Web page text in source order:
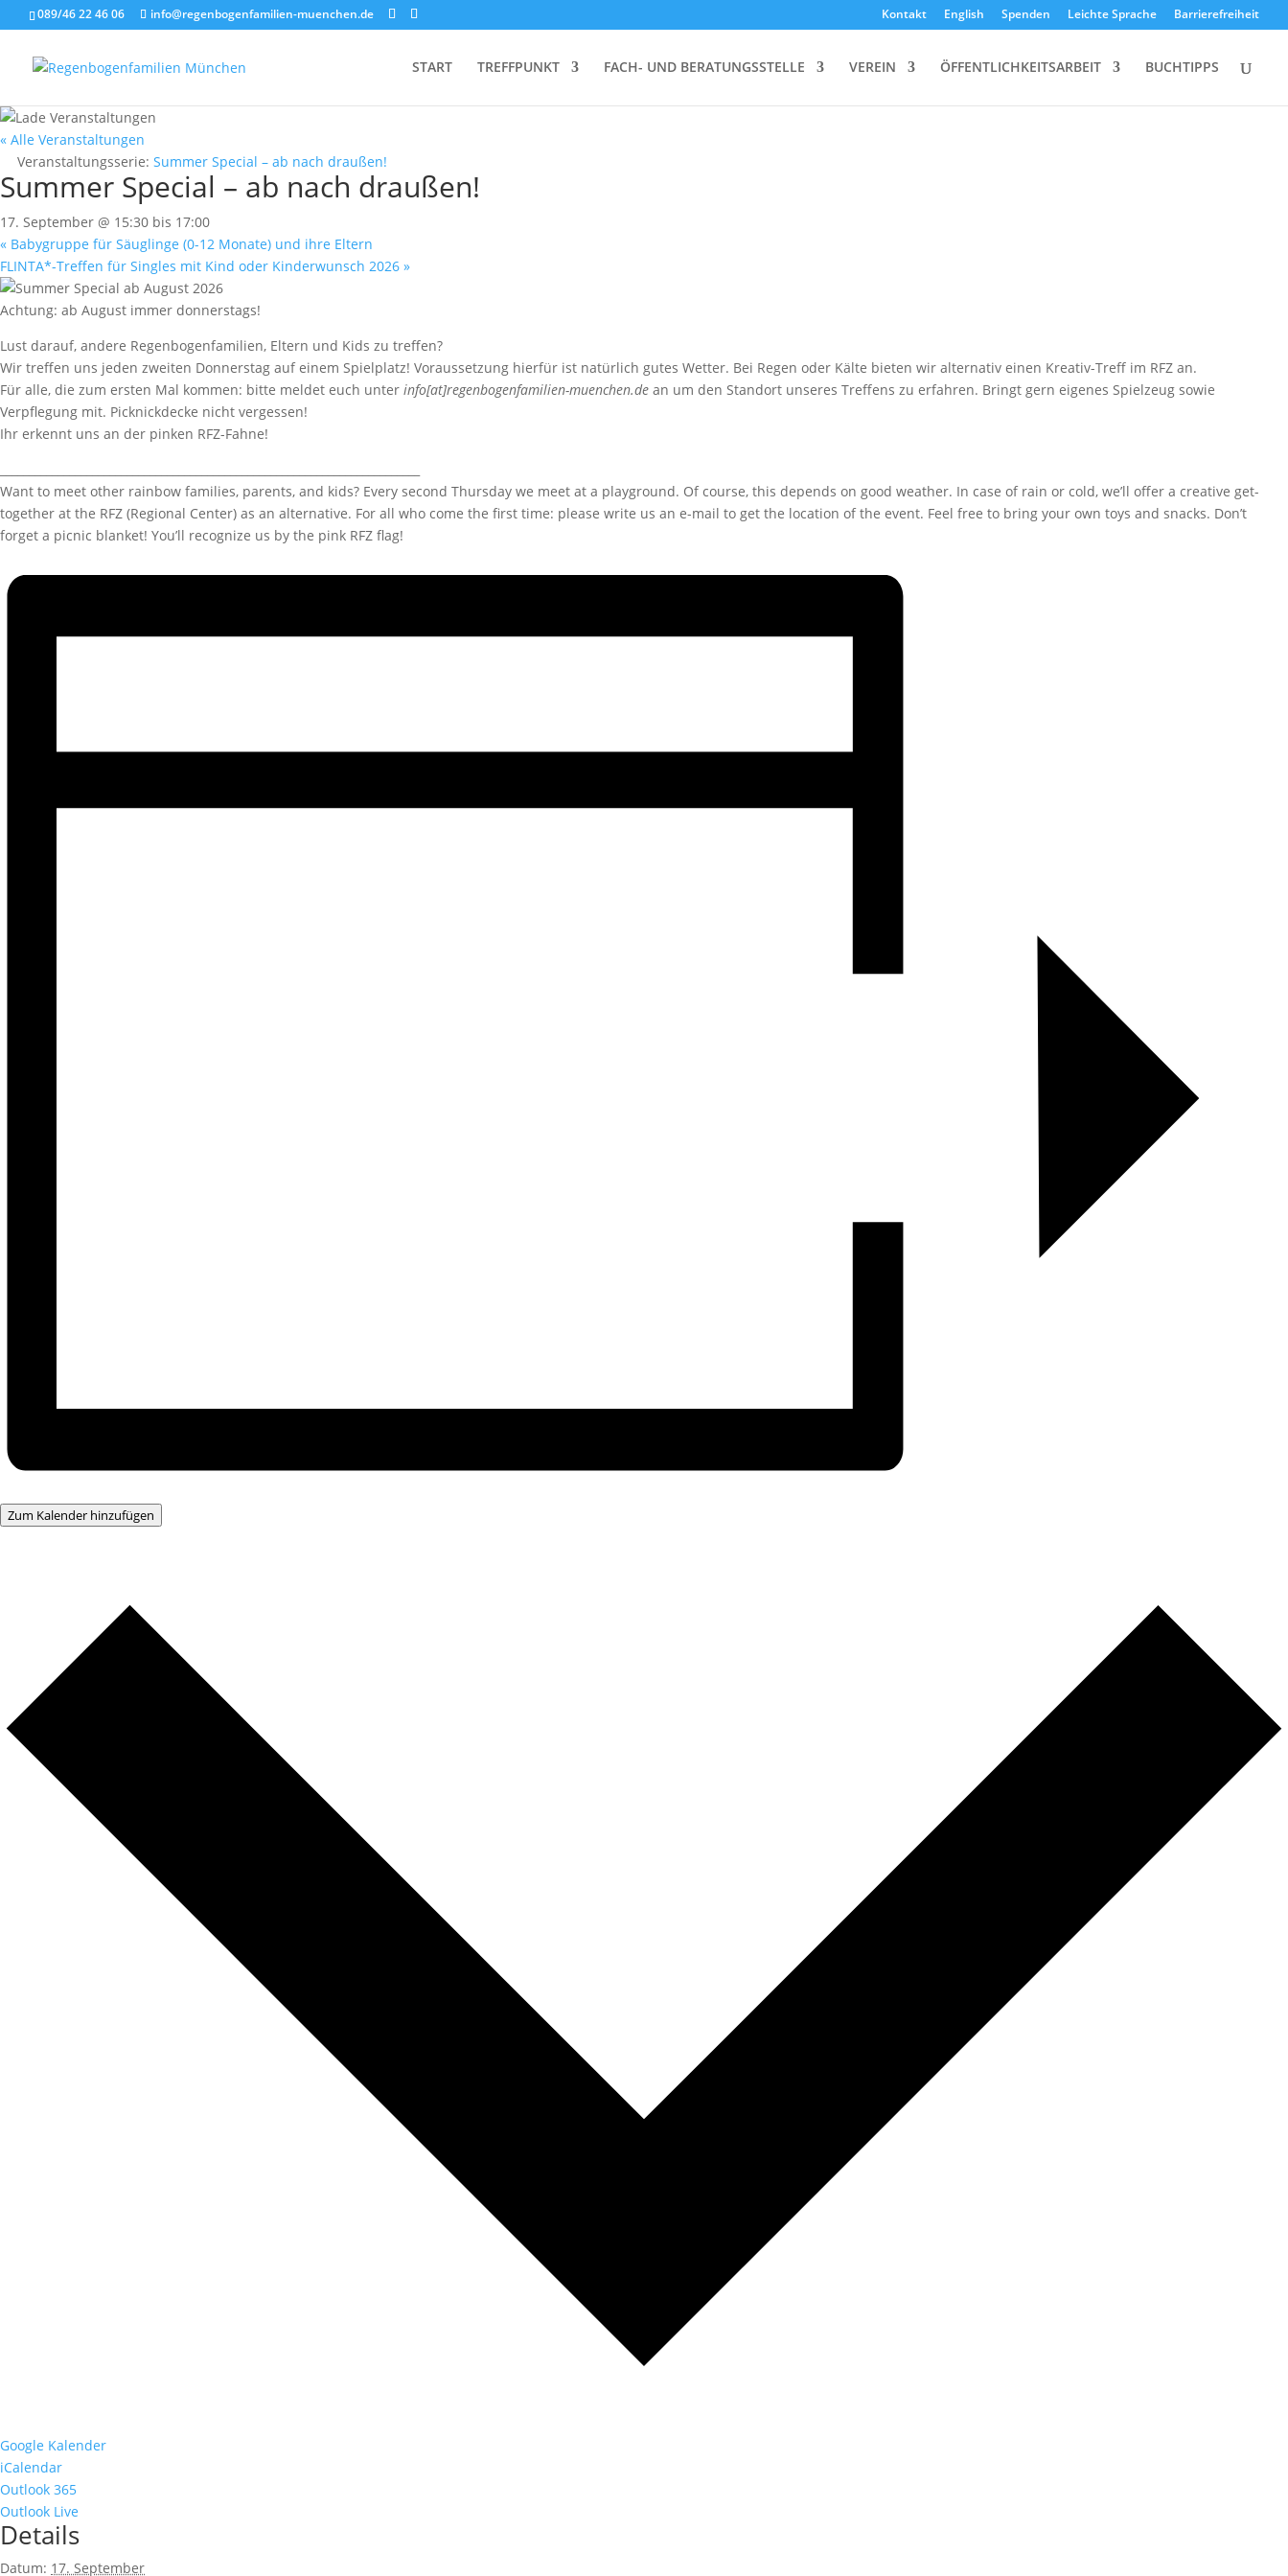
089/46 22 46 06 info@regenbogenfamilien-muenchen.de Kontakt English Spenden Leichte Sprache Barrierefreiheit
START TREFFPUNKT FACH- UND BERATUNGSSTELLE VEREIN ÖFFENTLICHKEITSARBEIT BUCHTIPPS
« Alle Veranstaltungen
Veranstaltungsserie: Summer Special – ab nach draußen!
Summer Special – ab nach draußen!
17. September @ 15:30 bis 17:00
« Babygruppe für Säuglinge (0-12 Monate) und ihre Eltern
FLINTA*-Treffen für Singles mit Kind oder Kinderwunsch 2026 »
Achtung: ab August immer donnerstags!
Lust darauf, andere Regenbogenfamilien, Eltern und Kids zu treffen?
Wir treffen uns jeden zweiten Donnerstag auf einem Spielplatz! Voraussetzung hierfür ist natürlich gutes Wetter. Bei Regen oder Kälte bieten wir alternativ einen Kreativ-Treff im RFZ an.
Für alle, die zum ersten Mal kommen: bitte meldet euch unter info[at]regenbogenfamilien-muenchen.de an um den Standort unseres Treffens zu erfahren. Bringt gern eigenes Spielzeug sowie
Verpflegung mit. Picknickdecke nicht vergessen!
Ihr erkennt uns an der pinken RFZ-Fahne!
Want to meet other rainbow families, parents, and kids? Every second Thursday we meet at a playground. Of course, this depends on good weather. In case of rain or cold, we’ll offer a creative get-
together at the RFZ (Regional Center) as an alternative. For all who come the first time: please write us an e-mail to get the location of the event. Feel free to bring your own toys and snacks. Don’t
forget a picnic blanket! You’ll recognize us by the pink RFZ flag!
Zum Kalender hinzufügen
Google Kalender
iCalendar
Outlook 365
Outlook Live
Details
Datum: 17. September